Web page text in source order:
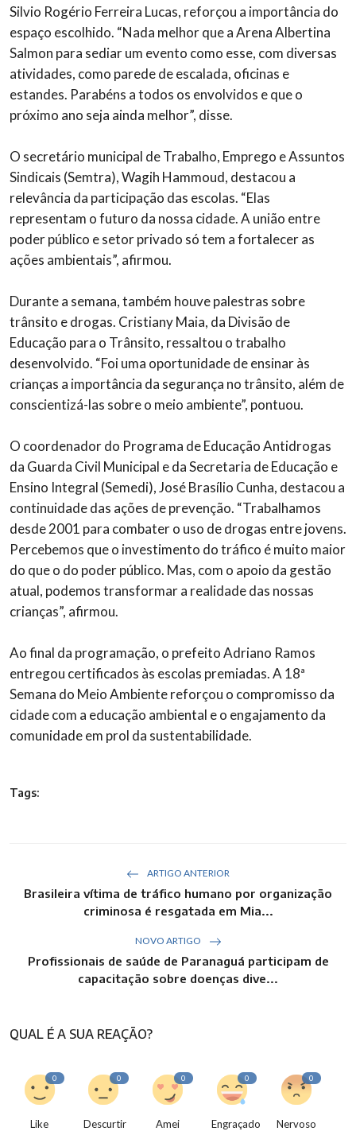
Silvio Rogério Ferreira Lucas, reforçou a importância do
espaço escolhido. “Nada melhor que a Arena Albertina
Salmon para sediar um evento como esse, com diversas
atividades, como parede de escalada, oficinas e
estandes. Parabéns a todos os envolvidos e que o
próximo ano seja ainda melhor”, disse.
O secretário municipal de Trabalho, Emprego e Assuntos
Sindicais (Semtra), Wagih Hammoud, destacou a
relevância da participação das escolas. “Elas
representam o futuro da nossa cidade. A união entre
poder público e setor privado só tem a fortalecer as
ações ambientais”, afirmou.
Durante a semana, também houve palestras sobre
trânsito e drogas. Cristiany Maia, da Divisão de
Educação para o Trânsito, ressaltou o trabalho
desenvolvido. “Foi uma oportunidade de ensinar às
crianças a importância da segurança no trânsito, além de
conscientizá-las sobre o meio ambiente”, pontuou.
O coordenador do Programa de Educação Antidrogas
da Guarda Civil Municipal e da Secretaria de Educação e
Ensino Integral (Semedi), José Brasílio Cunha, destacou a
continuidade das ações de prevenção. “Trabalhamos
desde 2001 para combater o uso de drogas entre jovens.
Percebemos que o investimento do tráfico é muito maior
do que o do poder público. Mas, com o apoio da gestão
atual, podemos transformar a realidade das nossas
crianças”, afirmou.
Ao final da programação, o prefeito Adriano Ramos
entregou certificados às escolas premiadas. A 18ª
Semana do Meio Ambiente reforçou o compromisso da
cidade com a educação ambiental e o engajamento da
comunidade em prol da sustentabilidade.
Tags:
ARTIGO ANTERIOR
Brasileira vítima de tráfico humano por organização
criminosa é resgatada em Mia...
NOVO ARTIGO
Profissionais de saúde de Paranaguá participam de
capacitação sobre doenças dive...
QUAL É A SUA REAÇÃO?
0
Like
0
Descurtir
0
Amei
0
Engraçado
0
Nervoso